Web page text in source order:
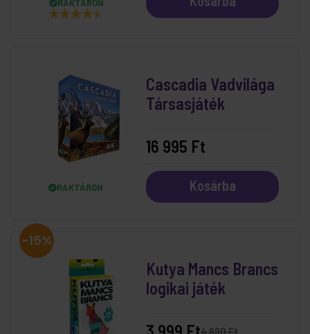
RAKTÁRON
RAKTÁRON
Cascadia Vadvilága
Társasjáték
16 995 Ft
Kosárba
-15%
Kutya Mancs Brancs
logikai játék
4 690 Ft